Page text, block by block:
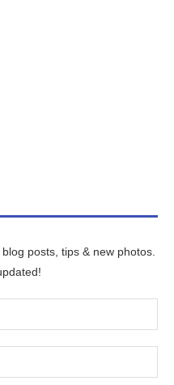
posts, tips & new photos.